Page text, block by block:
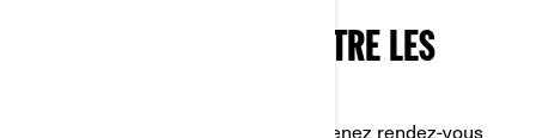
APPRENDRE À CONNAÎTRE LES
Rien de plus simple. Tout d’abord, prenez rendez-vous